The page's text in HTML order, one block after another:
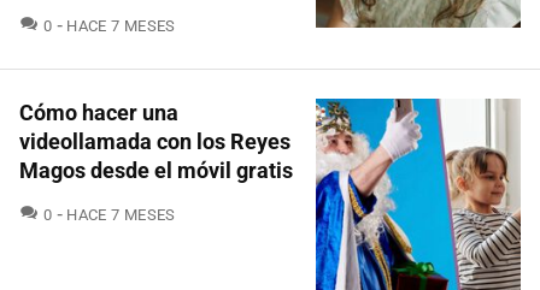
0 COMENTARIOS
HACE 7 MESES
Cómo hacer una
videollamada con los Reyes
Magos desde el móvil gratis
0 COMENTARIOS
HACE 7 MESES